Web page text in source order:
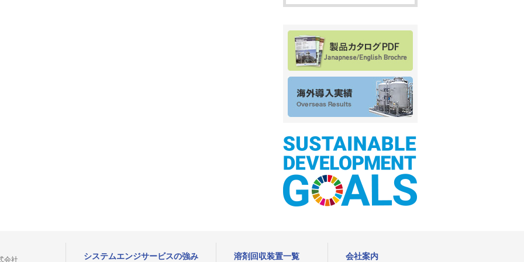
会社 会社案内
溶剤回収装置一覧
システムエンジサービスの強み